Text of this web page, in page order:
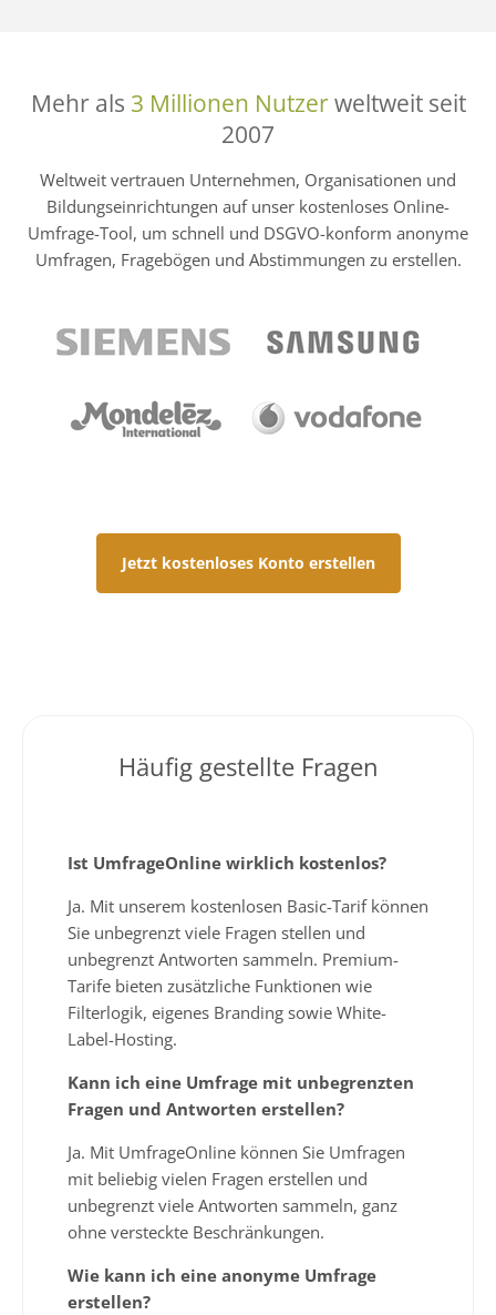
Mehr als 3 Millionen Nutzerweltweit seit
2007
Weltweit vertrauen Unternehmen, Organisationen und
Bildungseinrichtungen auf unser kostenloses Online-
Umfrage-Tool, um schnell und DSGVO-konform anonyme
Umfragen, Fragebögen und Abstimmungen zu erstellen.
Jetzt kostenloses Konto erstellen
Häufig gestellte Fragen
Ist UmfrageOnline wirklich kostenlos?
Ja. Mit unserem kostenlosen Basic-Tarif können
Sie unbegrenzt viele Fragen stellen und
unbegrenzt Antworten sammeln. Premium-
Tarife bieten zusätzliche Funktionen wie
Filterlogik, eigenes Branding sowie White-
Label-Hosting.
Kann ich eine Umfrage mit unbegrenzten
Fragen und Antworten erstellen?
Ja. Mit UmfrageOnline können Sie Umfragen
mit beliebig vielen Fragen erstellen und
unbegrenzt viele Antworten sammeln, ganz
ohne versteckte Beschränkungen.
Wie kann ich eine anonyme Umfrage
erstellen?